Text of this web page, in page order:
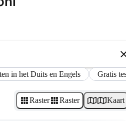
in het Duits en Engels Gratis
Raster Raster Kaart